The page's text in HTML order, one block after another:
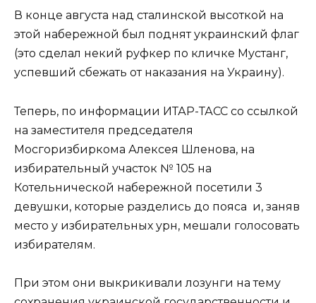
В конце августа над сталинской высоткой на
этой набережной был поднят украинский флаг
(это сделал некий руфкер по кличке Мустанг,
успевший сбежать от наказания на Украину).
Теперь, по информации ИТАР-ТАСС со ссылкой
на заместителя председателя
Мосгоризбиркома Алексея Шленова, на
избирательный участок № 105 на
Котельнической набережной посетили 3
девушки, которые разделись до пояса и, заняв
место у избирательных урн, мешали голосовать
избирателям.
При этом они выкрикивали лозунги на тему